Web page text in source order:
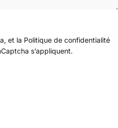
et la Politique de confidentialité
s’appliquent.